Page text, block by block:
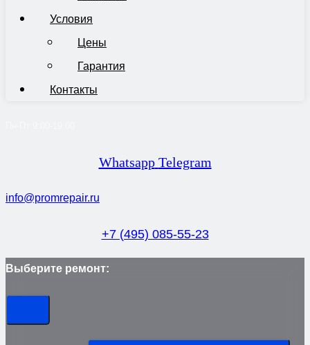
Условия
Цены
Гарантия
Контакты
Whatsapp Telegram
info@promrepair.ru
+7 (495) 085-55-23
Выберите ремонт: